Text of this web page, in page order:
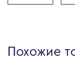
Похожие